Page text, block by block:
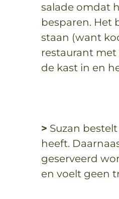
salade omdat
besparen. Het
staan (want
restaurant met
de kast in en
> Suzan
heeft.
geserveerd
en voelt geen